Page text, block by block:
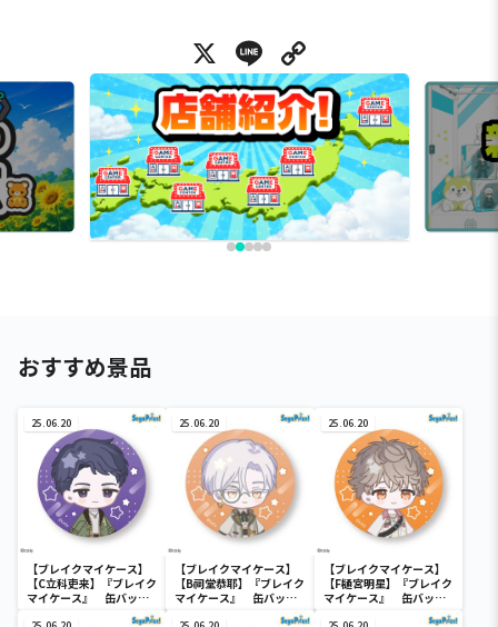
X Line
おすすめ景品
25.06.20
【ブレイクマイケース】
【C立科吏来】『ブレイク
マイケース』 缶バッジ
～交渉部＆特務部～(EX)
25.06.20
【ブレイクマイケース】
【B祠堂恭耶】『ブレイク
マイケース』 缶バッジ
～交渉部＆特務部～(EX)
25.06.20
【ブレイクマイケース】
【F樋宮明星】『ブレイク
マイケース』 缶バッジ
～本部＆交際部～(EX)